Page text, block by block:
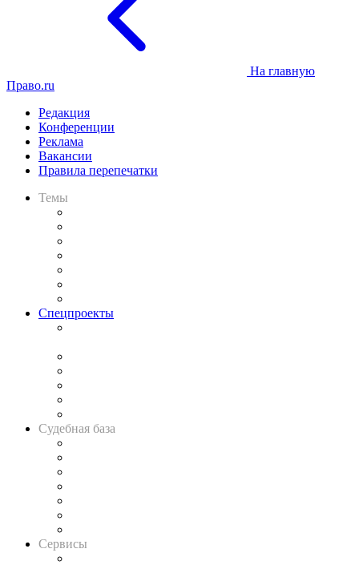
На главную
Право.ru
Редакция
Конференции
Реклама
Вакансии
Правила перепечатки
Темы
Спецпроекты
Судебная база
Сервисы